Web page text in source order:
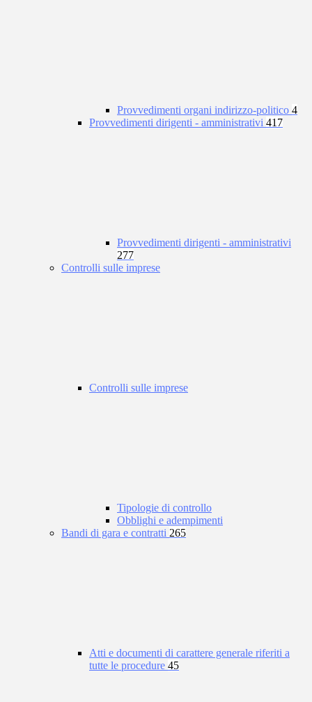
Provvedimenti organi indirizzo-politico 4
Provvedimenti dirigenti - amministrativi 417
Provvedimenti dirigenti - amministrativi
277
Controlli sulle imprese
Controlli sulle imprese
Tipologie di controllo
Obblighi e adempimenti
Bandi di gara e contratti 265
Atti e documenti di carattere generale riferiti a
tutte le procedure 45